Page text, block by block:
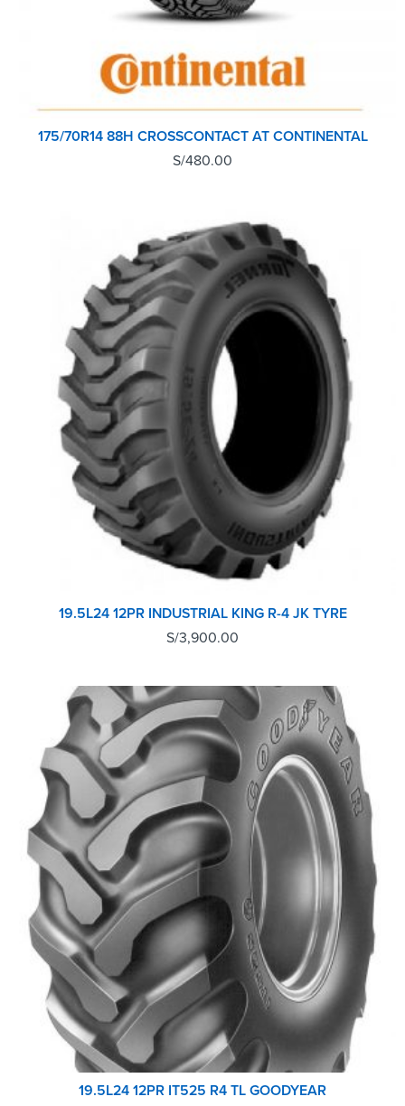
175/70R14 88H CROSSCONTACT AT CONTINENTAL
S/480.00
19.5L24 12PR INDUSTRIAL KING R-4 JK TYRE
S/3,900.00
19.5L24 12PR IT525 R4 TL GOODYEAR